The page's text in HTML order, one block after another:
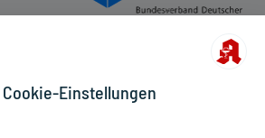
Einstellungen